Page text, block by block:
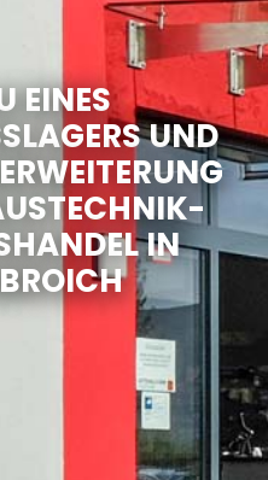
EINES
UND
F
F
IN GR